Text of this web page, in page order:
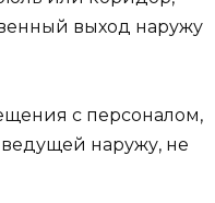
выход наружу
с персоналом,
наружу, не